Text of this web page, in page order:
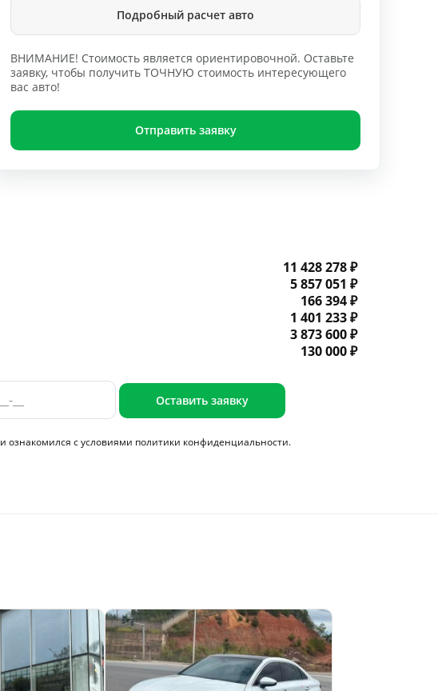
Подробный расчет авто
ВНИМАНИЕ! Стоимость является ориентировочной. Оставьте
заявку, чтобы получить ТОЧНУЮ стоимость интересующего
вас авто!
Отправить заявку
11 428 278 ₽
5 857 051 ₽
166 394 ₽
1 401 233 ₽
3 873 600 ₽
130 000 ₽
Оставить заявку
и ознакомился с условиями политики конфиденциальности.